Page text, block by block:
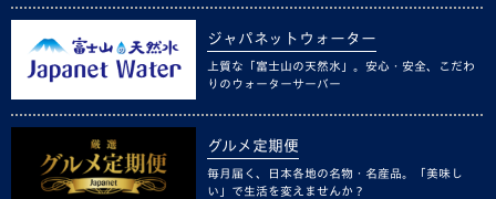
ジャパネットウォーター
上質な「富士山の天然水」。安心・安全、こだわ
りのウォーターサーバー
グルメ定期便
毎月届く、日本各地の名物・名産品。「美味し
い」で生活を変えませんか？